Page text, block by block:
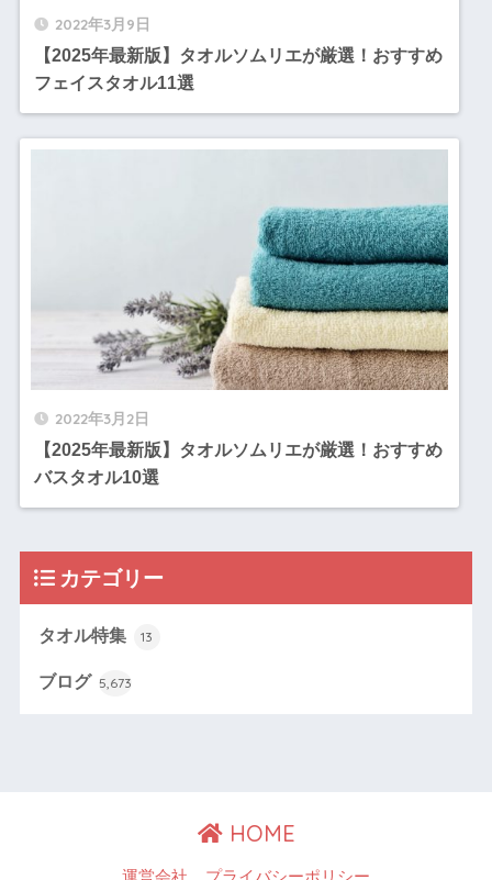
2022年3月9日
【2025年最新版】タオルソムリエが厳選！おすすめ
フェイスタオル11選
2022年3月2日
【2025年最新版】タオルソムリエが厳選！おすすめ
バスタオル10選
カテゴリー
タオル特集 13
ブログ 5,673
HOME